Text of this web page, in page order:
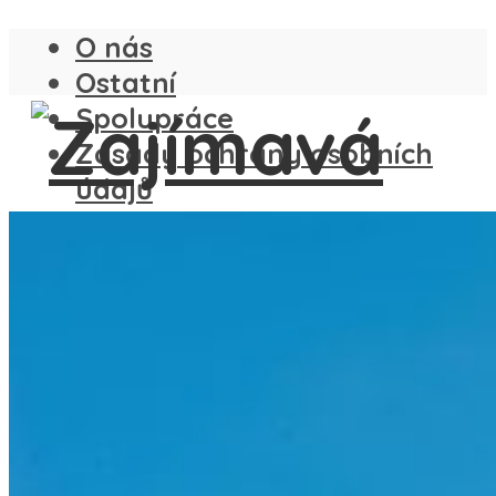
O nás
Ostatní
Spolupráce
Zásady ochrany osobních
údajů